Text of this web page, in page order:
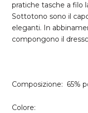
pratiche tasche a filo
Sottotono sono il
eleganti. In
compongono il
Composizione: 65%
Colore: